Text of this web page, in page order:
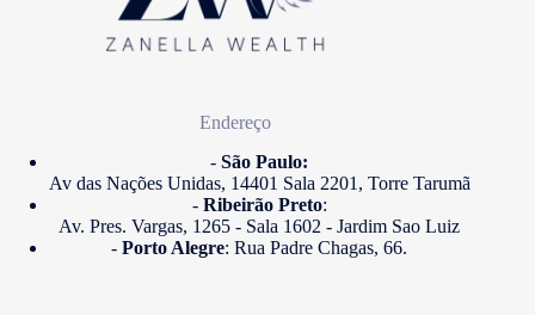
Endereço
- São Paulo:
Av das Nações Unidas, 14401 Sala 2201, Torre Tarumã
-Ribeirão Preto:
Av. Pres. Vargas, 1265 - Sala 1602 - Jardim Sao Luiz
-Porto Alegre: Rua Padre Chagas, 66.